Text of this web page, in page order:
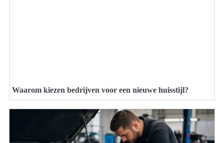
Waarom kiezen bedrijven voor een nieuwe huisstijl?